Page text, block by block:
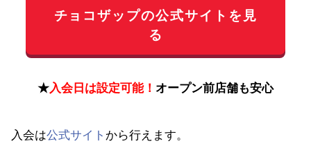
チョコザップの公式サイトを見
る
★入会日は設定可能！ オープン前店舗も安心
入会は公式サイト から行えます。